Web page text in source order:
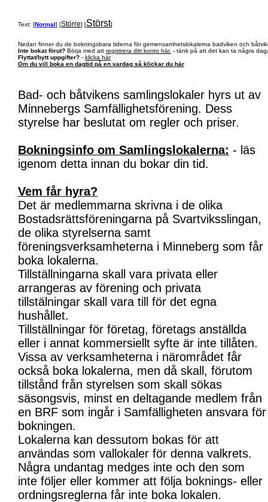
Text: [Normal] [Större] [Störst]
Nedan finner du de bokningsbara tiderna för gemensamhetslokalerna badviken och
Inte bokat förut? Börja med att registrera ditt konto här. - tänk på att det kan ta några
Flyttat/bytt uppgifter? - klicka här
Om du vill boka en dagtid på en vardag så klickar du här
Bad- och båtvikens samlingslokaler hyrs ut av
Minnebergs Samfällighetsförening. Dess
styrelse har beslutat om regler och priser.
Bokningsinfo om Samlingslokalerna: - läs
igenom detta innan du bokar din tid.
Vem får hyra?
Det är medlemmarna skrivna i de olika
Bostadsrättsföreningarna på Svartviksslingan,
de olika styrelserna samt
föreningsverksamheterna i Minneberg som får
boka lokalerna.
Tillställningarna skall vara privata eller
arrangeras av förening och privata
tillstälningar skall vara till för det egna
hushållet.
Tillställningar för företag, företags anställda
eller i annat kommersiellt syfte är inte tillåten.
Vissa av verksamheterna i närområdet får
också boka lokalerna, men då skall, förutom
tillstånd från styrelsen som skall sökas
säsongsvis, minst en deltagande medlem från
en BRF som ingår i Samfälligheten ansvara för
bokningen.
Lokalerna kan dessutom bokas för att
användas som vallokaler för denna valkrets.
Några undantag medges inte och den som
inte följer eller kommer att följa boknings- eller
ordningsreglerna får inte boka lokalen.